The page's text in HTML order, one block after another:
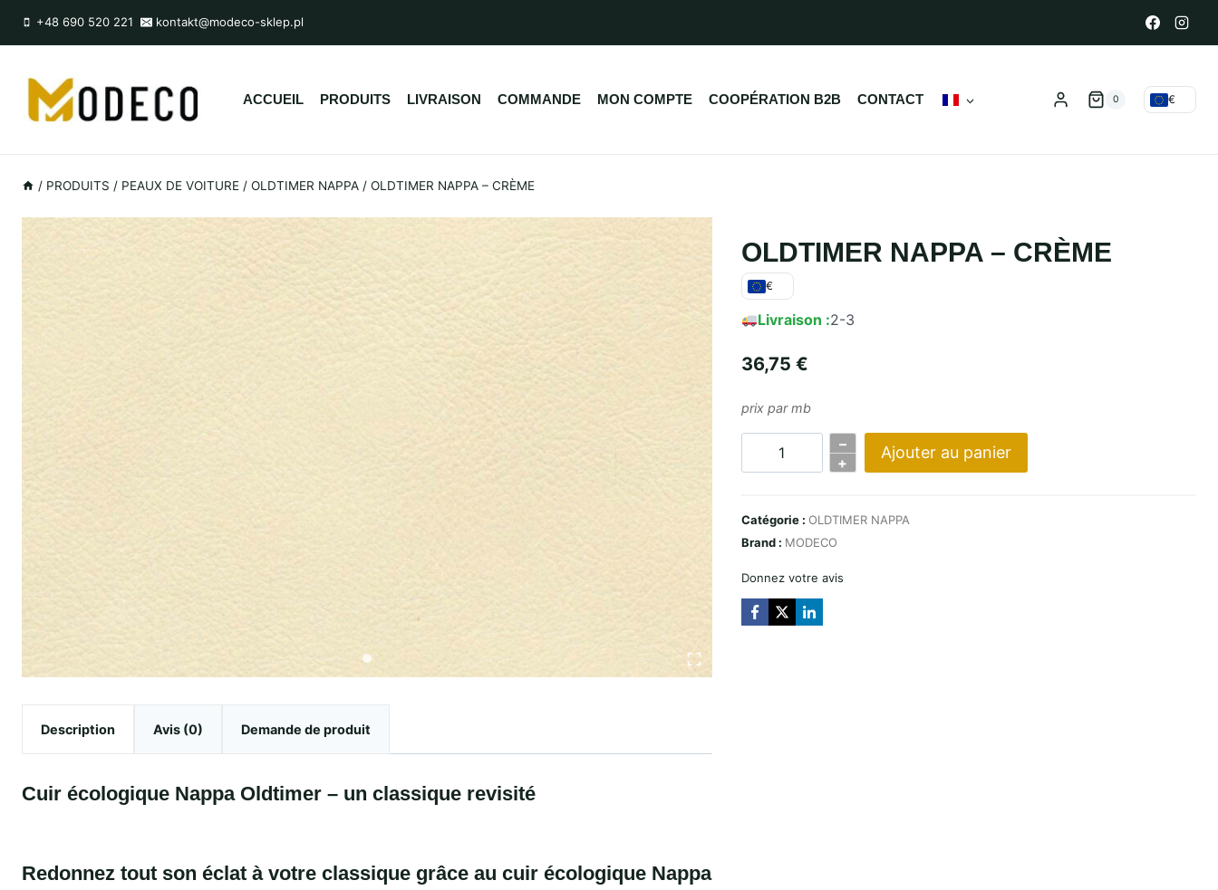
+48 690 520 221 kontakt@modeco-sklep.pl
ACCUEIL PRODUITS LIVRAISON COMMANDE MON COMPTE COOPÉRATION B2B CONTACT 0 €
/ PRODUITS / PEAUX DE VOITURE / OLDTIMER NAPPA / OLDTIMER NAPPA – CRÈME
Description Avis (0) Demande de produit
Cuir écologique Nappa Oldtimer – un classique revisité
Redonnez tout son éclat à votre classique grâce au cuir écologique Nappa
OLDTIMER NAPPA – CRÈME
€
Livraison :2-3
36,75 €
prix par mb
Quantité
–
CREAM
–
+
Ajouter au panier
Catégorie : OLDTIMER NAPPA
Brand : MODECO
Donnez votre avis